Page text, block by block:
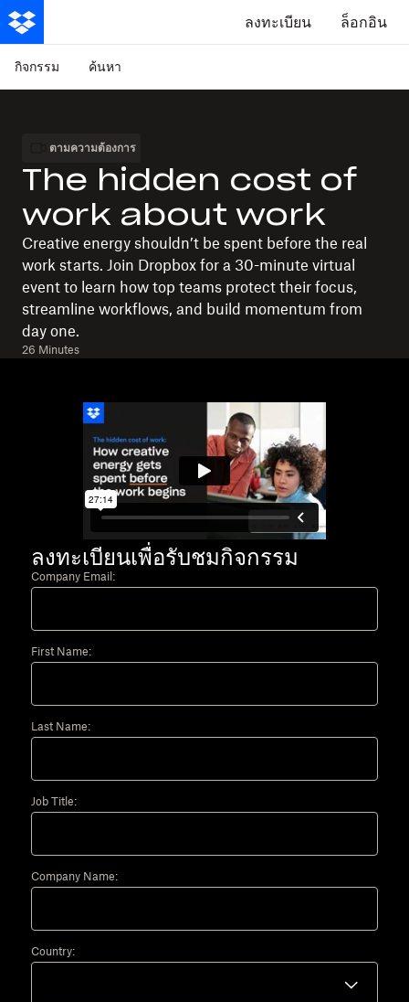
ลงทะเบียน ล็อกอิน
กิจกรรม ค้นหา
ตามความต้องการ
The hidden cost of
work about work
Creative energy shouldn’t be spent before the real
work starts. Join Dropbox for a 30-minute virtual
event to learn how top teams protect their focus,
streamline workflows, and build momentum from
day one.
26 Minutes
ลงทะเบียนเพื่อรับชมกิจกรรม
Company Email:
First Name:
Last Name:
Job Title:
Company Name:
Country: